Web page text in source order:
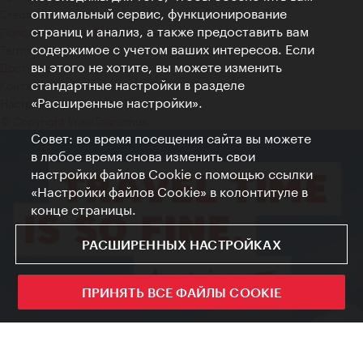
Credits
Положение о конфиденциальности
Terms of Use
Доступность
Контакты для прессы
Настройки файлов Cookie
оптимальный сервис, функционирование
страниц и анализ, а также предоставить вам
содержимое с учетом ваших интересов. Если
вы этого не хотите, вы можете изменить
стандартные настройки в разделе
«Расширенные настройки».
Совет: во время посещения сайта вы можете
в любое время снова изменить свои
настройки файлов Cookie с помощью ссылки
«Настройки файлов Cookie» в колонтитуле в
конце страницы.
РАСШИРЕННЫХ НАСТРОЙКАХ
ПРИНЯТЬ ВСЕ ФАЙЛЫ COOKIE